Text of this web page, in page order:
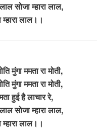
सोजा म्हारा लाल,
म्हारा लाल।।
मुंगा ममता रा मोती,
मुंगा ममता रा मोती,
हुई है लाचार रे,
सोजा म्हारा लाल,
म्हारा लाल।।